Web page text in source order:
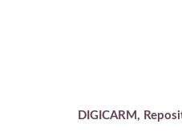
DIGICARM,